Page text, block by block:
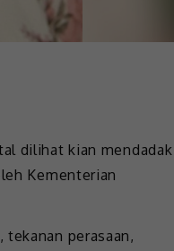
dilihat kian mendadak
Kementerian
perasaan,